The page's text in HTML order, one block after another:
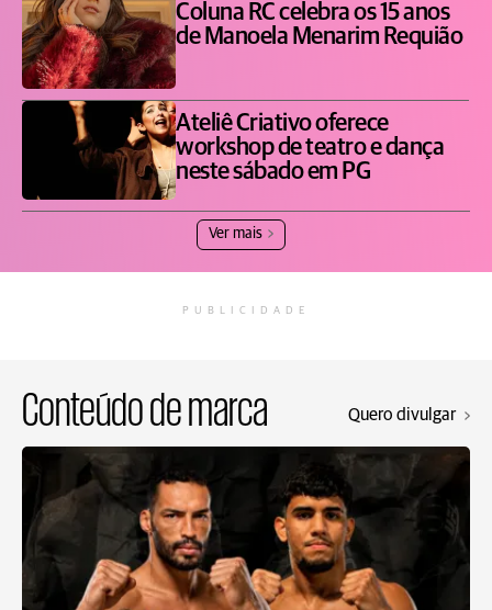
Coluna RC celebra os 15 anos
de Manoela Menarim Requião
Ateliê Criativo oferece
workshop de teatro e dança
neste sábado em PG
Ver mais
PUBLICIDADE
Conteúdo de marca Quero divulgar